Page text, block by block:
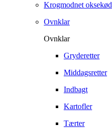
Krogmodnet oksekød
Ovnklar
Ovnklar
Gryderetter
Middagsretter
Indbagt
Kartofler
Tærter